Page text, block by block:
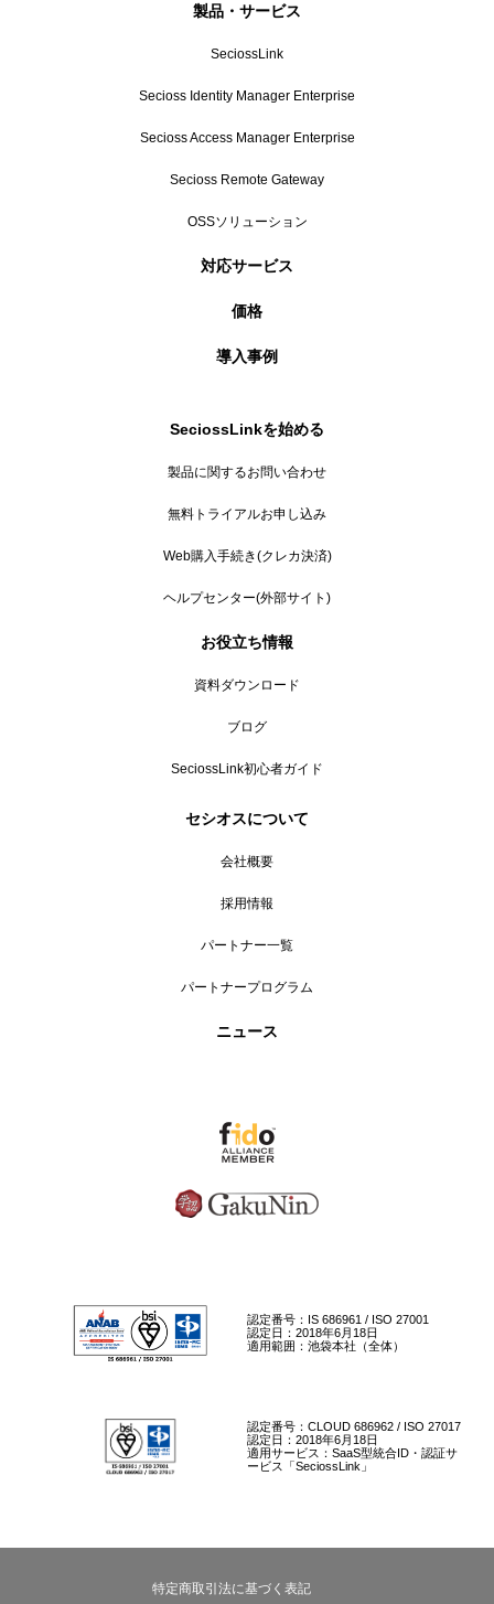
製品・サービス
SeciossLink
Secioss Identity Manager Enterprise
Secioss Access Manager Enterprise
Secioss Remote Gateway
OSSソリューション
対応サービス
価格
導入事例
SeciossLinkを始める
製品に関するお問い合わせ
無料トライアルお申し込み
Web購入手続き(クレカ決済)
ヘルプセンター(外部サイト)
お役立ち情報
資料ダウンロード
ブログ
SeciossLink初心者ガイド
セシオスについて
会社概要
採用情報
パートナー一覧
パートナープログラム
ニュース
認定番号：IS 686961 / ISO 27001
認定日：2018年6月18日
適用範囲：池袋本社（全体）
認定番号：CLOUD 686962 / ISO 27017
認定日：2018年6月18日
適用サービス：SaaS型統合ID・認証サ
ービス「SeciossLink」
特定商取引法に基づく表記